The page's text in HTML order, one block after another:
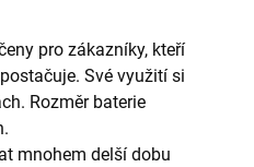
pro zákazníky, kteří
Své využití si
Rozměr baterie
mnohem delší dobu